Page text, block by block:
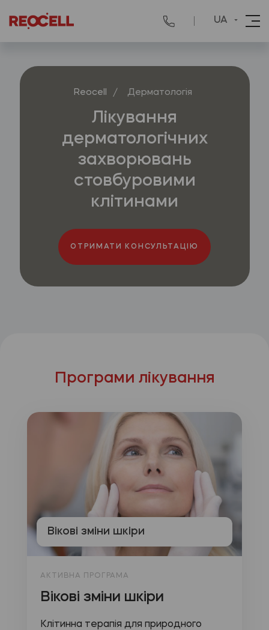
UA
Reocell / Дерматологія
Лікування
дерматологічних
захворювань
стовбуровими
клітинами
ОТРИМАТИ КОНСУЛЬТАЦІЮ
Програми лікування
Вікові зміни шкіри
АКТИВНА ПРОГРАМА
Вікові зміни шкіри
Клітинна терапія для природного